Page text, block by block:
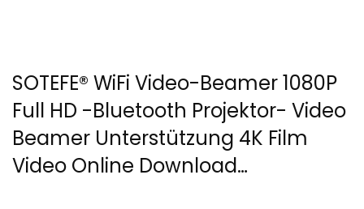
SOTEFE® WiFi Video-Beamer 1080P
Full HD -Bluetooth Projektor- Video
Beamer Unterstützung 4K Film
Video Online Download…